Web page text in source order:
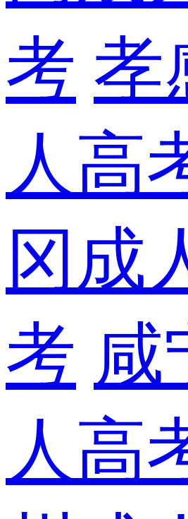
考 孝
人高
冈成
考 咸
人高